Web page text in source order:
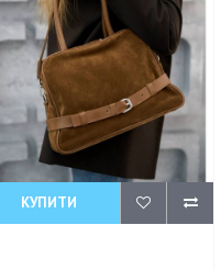
КУПИТИ